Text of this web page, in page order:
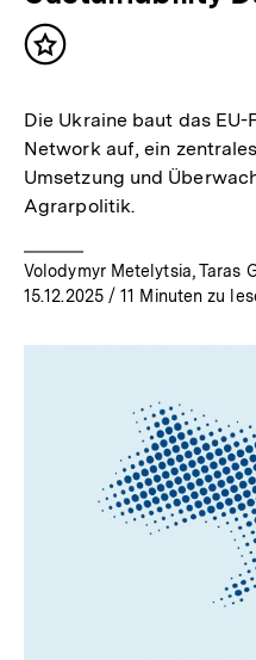
Inhalt
Die Ukraine baut das
Network auf, ein
Umsetzung und
Agrarpolitik.
Volodymyr Metelytsia, Taras
15.12.2025/ 11 Minuten zu